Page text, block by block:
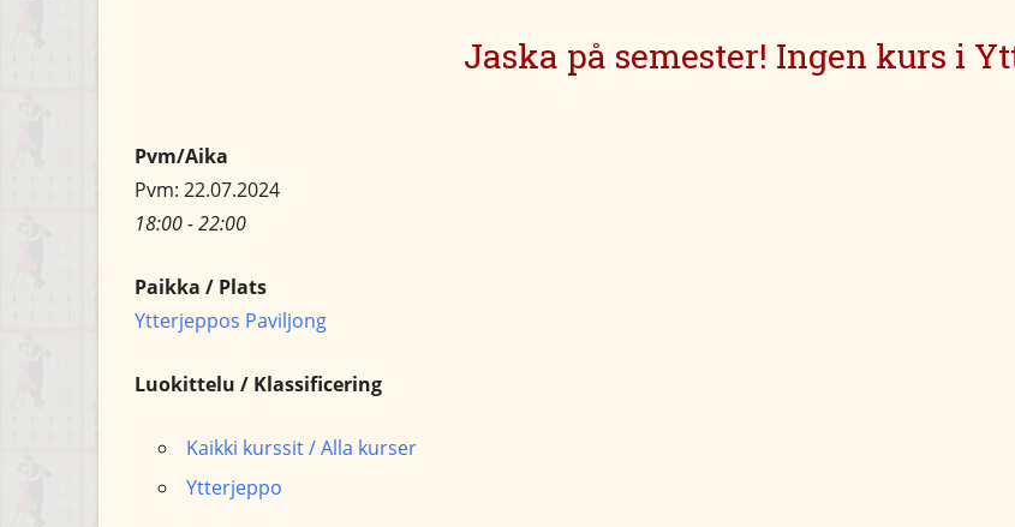
Jaska på semester! Ingen kurs i
Pvm/Aika
Pvm: 22.07.2024
18:00 - 22:00
Paikka / Plats
Ytterjeppos Paviljong
Luokittelu / Klassificering
Kaikki kurssit / Alla kurser
Ytterjeppo